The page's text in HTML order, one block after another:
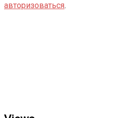
авторизоваться.